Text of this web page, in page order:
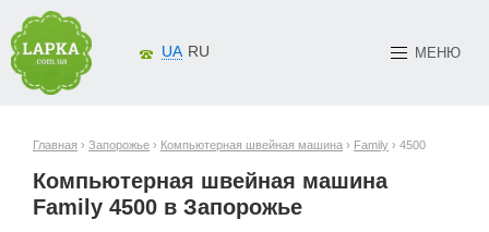
МЕНЮ
UA RU
Главная › Запорожье › Компьютерная швейная машина › Family › 4500
Компьютерная швейная машина
Family 4500 в Запорожье